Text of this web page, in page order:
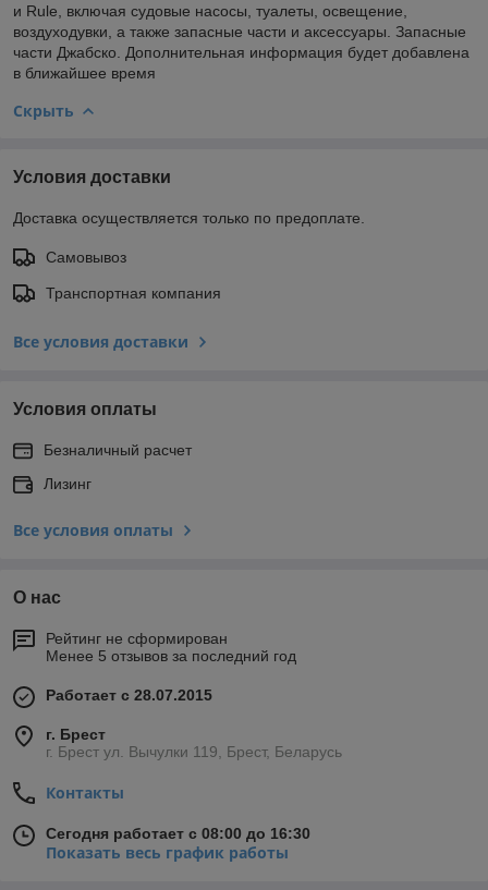
и Rule, включая судовые насосы, туалеты, освещение,
воздуходувки, а также запасные части и аксессуары. Запасные
части Джабско. Дополнительная информация будет добавлена
в ближайшее время
Скрыть
Условия доставки
Доставка осуществляется только по предоплате.
Самовывоз
Транспортная компания
Все условия доставки
Условия оплаты
Безналичный расчет
Лизинг
Все условия оплаты
О нас
Рейтинг не сформирован
Менее 5 отзывов за последний год
Работает с 28.07.2015
г. Брест
г. Брест ул. Вычулки 119, Брест, Беларусь
Контакты
Сегодня работает с 08:00 до 16:30
Показать весь график работы